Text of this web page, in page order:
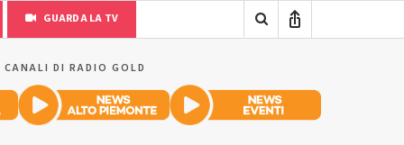
GUARDA LA TV
DI RADIO GOLD